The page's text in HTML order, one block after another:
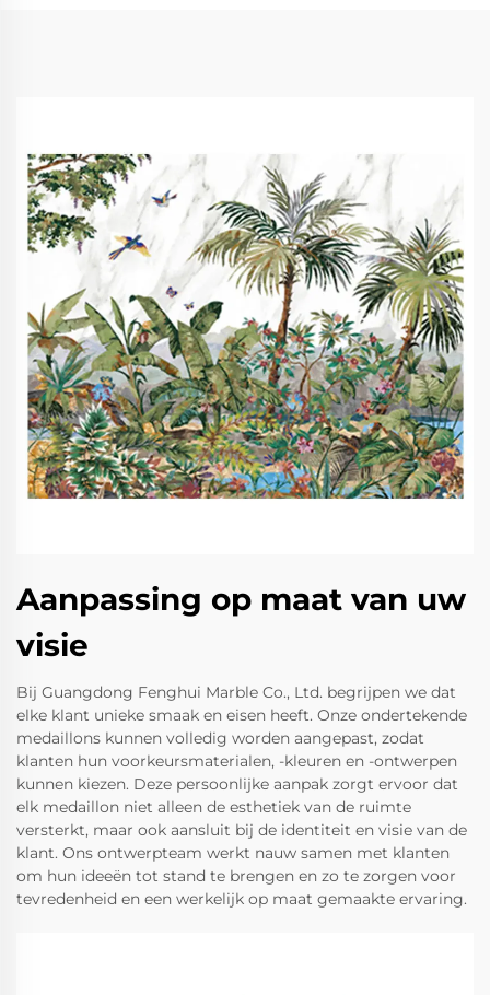
Aanpassing op maat van uw
visie
Bij Guangdong Fenghui Marble Co., Ltd. begrijpen we dat
elke klant unieke smaak en eisen heeft. Onze ondertekende
medaillons kunnen volledig worden aangepast, zodat
klanten hun voorkeursmaterialen, -kleuren en -ontwerpen
kunnen kiezen. Deze persoonlijke aanpak zorgt ervoor dat
elk medaillon niet alleen de esthetiek van de ruimte
versterkt, maar ook aansluit bij de identiteit en visie van de
klant. Ons ontwerpteam werkt nauw samen met klanten
om hun ideeën tot stand te brengen en zo te zorgen voor
tevredenheid en een werkelijk op maat gemaakte ervaring.